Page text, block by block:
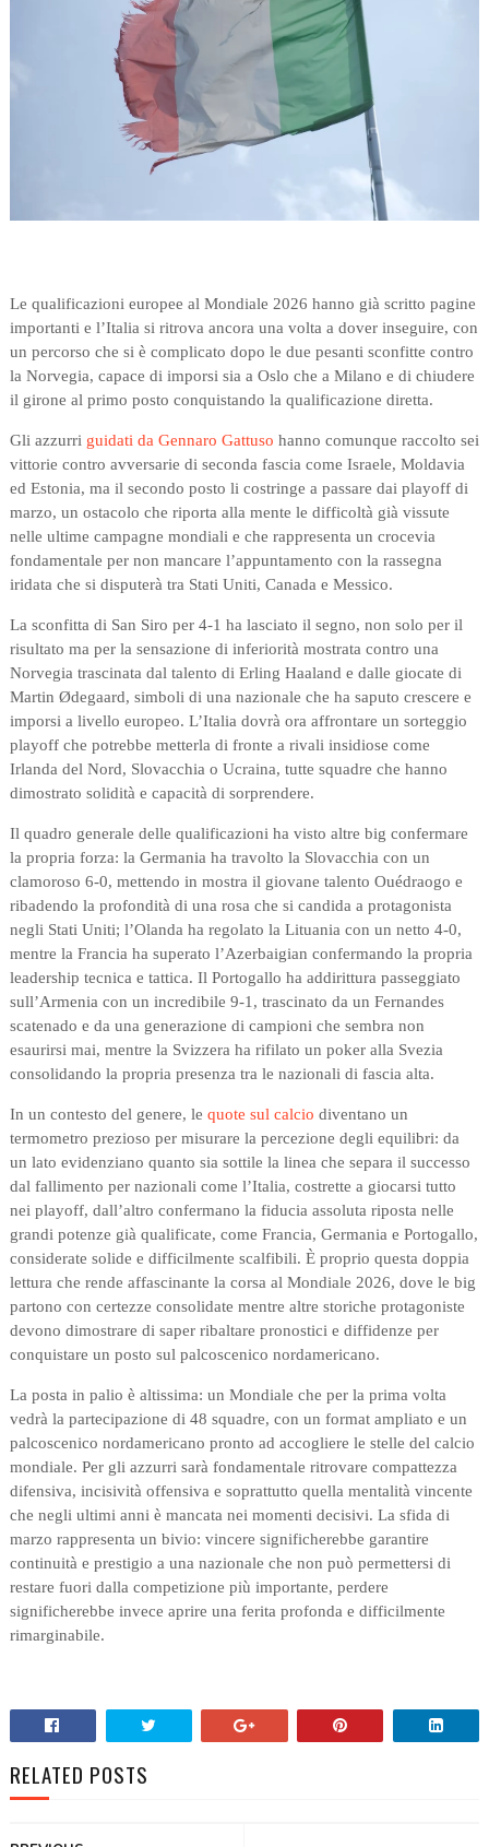
Le qualificazioni europee al Mondiale 2026 hanno già scritto pagine
importanti e l’Italia si ritrova ancora una volta a dover inseguire, con
un percorso che si è complicato dopo le due pesanti sconfitte contro
la Norvegia, capace di imporsi sia a Oslo che a Milano e di chiudere
il girone al primo posto conquistando la qualificazione diretta.
Gli azzurri guidati da Gennaro Gattuso hanno comunque raccolto sei
vittorie contro avversarie di seconda fascia come Israele, Moldavia
ed Estonia, ma il secondo posto li costringe a passare dai playoff di
marzo, un ostacolo che riporta alla mente le difficoltà già vissute
nelle ultime campagne mondiali e che rappresenta un crocevia
fondamentale per non mancare l’appuntamento con la rassegna
iridata che si disputerà tra Stati Uniti, Canada e Messico.
La sconfitta di San Siro per 4-1 ha lasciato il segno, non solo per il
risultato ma per la sensazione di inferiorità mostrata contro una
Norvegia trascinata dal talento di Erling Haaland e dalle giocate di
Martin Ødegaard, simboli di una nazionale che ha saputo crescere e
imporsi a livello europeo. L’Italia dovrà ora affrontare un sorteggio
playoff che potrebbe metterla di fronte a rivali insidiose come
Irlanda del Nord, Slovacchia o Ucraina, tutte squadre che hanno
dimostrato solidità e capacità di sorprendere.
Il quadro generale delle qualificazioni ha visto altre big confermare
la propria forza: la Germania ha travolto la Slovacchia con un
clamoroso 6-0, mettendo in mostra il giovane talento Ouédraogo e
ribadendo la profondità di una rosa che si candida a protagonista
negli Stati Uniti; l’Olanda ha regolato la Lituania con un netto 4-0,
mentre la Francia ha superato l’Azerbaigian confermando la propria
leadership tecnica e tattica. Il Portogallo ha addirittura passeggiato
sull’Armenia con un incredibile 9-1, trascinato da un Fernandes
scatenado e da una generazione di campioni che sembra non
esaurirsi mai, mentre la Svizzera ha rifilato un poker alla Svezia
consolidando la propria presenza tra le nazionali di fascia alta.
In un contesto del genere, le quote sul calcio diventano un
termometro prezioso per misurare la percezione degli equilibri: da
un lato evidenziano quanto sia sottile la linea che separa il successo
dal fallimento per nazionali come l’Italia, costrette a giocarsi tutto
nei playoff, dall’altro confermano la fiducia assoluta riposta nelle
grandi potenze già qualificate, come Francia, Germania e Portogallo,
considerate solide e difficilmente scalfibili. È proprio questa doppia
lettura che rende affascinante la corsa al Mondiale 2026, dove le big
partono con certezze consolidate mentre altre storiche protagoniste
devono dimostrare di saper ribaltare pronostici e diffidenze per
conquistare un posto sul palcoscenico nordamericano.
La posta in palio è altissima: un Mondiale che per la prima volta
vedrà la partecipazione di 48 squadre, con un format ampliato e un
palcoscenico nordamericano pronto ad accogliere le stelle del calcio
mondiale. Per gli azzurri sarà fondamentale ritrovare compattezza
difensiva, incisività offensiva e soprattutto quella mentalità vincente
che negli ultimi anni è mancata nei momenti decisivi. La sfida di
marzo rappresenta un bivio: vincere significherebbe garantire
continuità e prestigio a una nazionale che non può permettersi di
restare fuori dalla competizione più importante, perdere
significherebbe invece aprire una ferita profonda e difficilmente
rimarginabile.
RELATED POSTS